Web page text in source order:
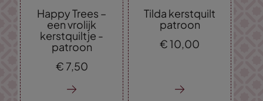
Happy Trees –
een vrolijk
kerstquiltje -
patroon
€ 7, 50
Tilda kerstquilt
patroon
€10, 00